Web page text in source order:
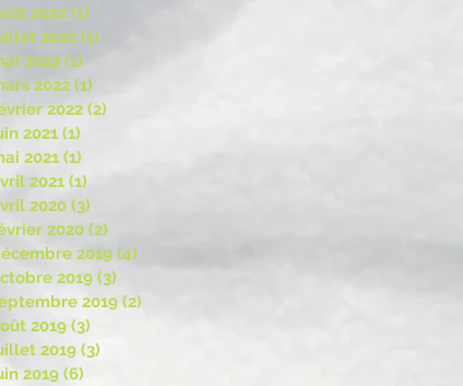
2022 (1)
2022 (1)
2022 (1)
2022 (1)
2022 (2)
2021 (1)
2021 (1)
2021 (1)
2020 (3)
2020 (2)
2019 (4)
2019 (3)
2019 (2)
2019 (3)
2019 (3)
2019 (6)